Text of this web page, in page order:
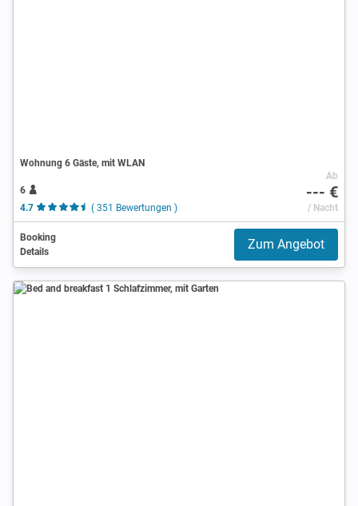
Wohnung 6 Gäste, mit WLAN
6
4.7
( 351 Bewertungen )
Ab
--- €
/ Nacht
Booking
Details
Zum Angebot